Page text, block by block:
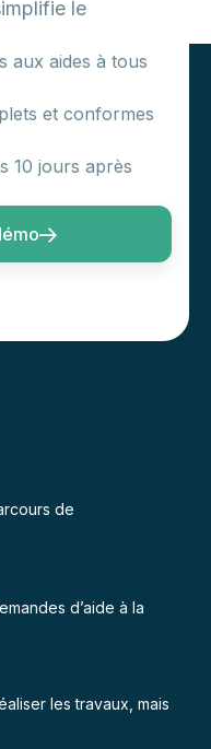
le
aux aides à tous
et conformes
10 jours après
de
d’aide à la
les travaux, mais